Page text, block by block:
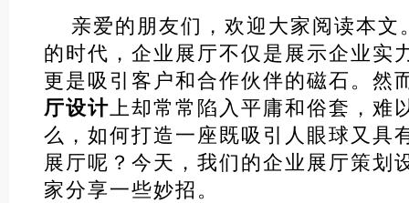
亲爱的朋友们，欢迎大家阅读本文
的时代，企业展厅不仅是展示企业实
更是吸引客户和合作伙伴的磁石。然
厅设计上却常常陷入平庸和俗套，难
么，如何打造一座既吸引人眼球又具
展厅呢？今天，我们的企业展厅策划
家分享一些妙招。